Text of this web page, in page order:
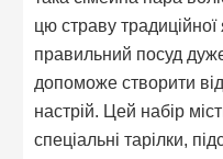
цю страву традиційної
правильний посуд
допоможе створити
настрій. Цей набір
спеціальні тарілки,